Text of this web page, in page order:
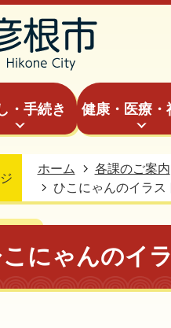
・手続き 健康・医療・
ホーム 各課のご案内
ひこにゃんのイラス
にゃんのイ